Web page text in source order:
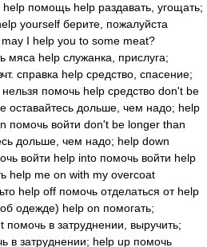
помощь help раздавать, угощать;
yourself берите, пожалуйста
I help you to some meat?
мяса help служанка, прислуга;
справка help средство, спасение;
помочь help средство don't be
оставайтесь дольше, чем надо; help
помочь войти don't be longer than
дольше, чем надо; help down
войти help into помочь войти help
help me on with my overcoat
help off помочь отделаться от help
одежде) help on помогать;
помочь в затруднении, выручить;
в затруднении; help up помочь